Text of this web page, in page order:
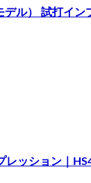
ル） 試打イ
ッション｜